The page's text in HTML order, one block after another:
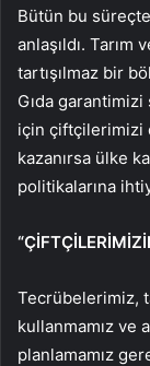
Bütün bu
anlaşıldı. Tarım
tartışılmaz bir
Gıda
için çiftçilerimizi
kazanırsa ülke
politikalarına
Tecrübelerimiz,
kullanmamız ve
planlamamız